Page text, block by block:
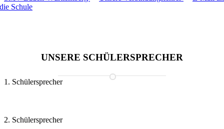
die Schule
UNSERE SCHÜLERSPRECHER
1. Schülersprecher
2. Schülersprecher